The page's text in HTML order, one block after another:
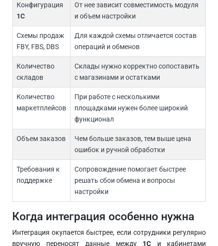
Конфигурация
1С
От нее зависит совместимость модуля
и объем настройки
Схемы продаж
FBY, FBS, DBS
Для каждой схемы отличается состав
операций и обменов
Количество
складов
Склады нужно корректно сопоставить
с магазинами и остатками
Количество
маркетплейсов
При работе с несколькими
площадками нужен более широкий
функционал
Объем заказов
Чем больше заказов, тем выше цена
ошибок и ручной обработки
Требования к
поддержке
Сопровождение помогает быстрее
решать сбои обмена и вопросы
настройки
Когда интеграция особенно нужна
Интеграция окупается быстрее, если сотрудники регулярно
вручную переносят данные между 1С и кабинетами